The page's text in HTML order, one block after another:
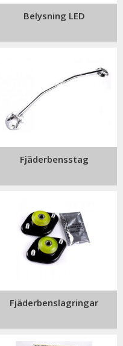
Belysning LED
Fjäderbensstag
Fjäderbenslagringar